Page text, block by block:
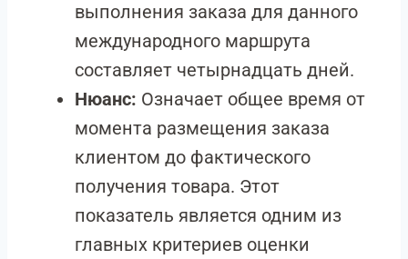
выполнения заказа для данного
международного маршрута
составляет четырнадцать дней.
Нюанс: Означает общее время от
момента размещения заказа
клиентом до фактического
получения товара. Этот
показатель является одним из
главных критериев оценки